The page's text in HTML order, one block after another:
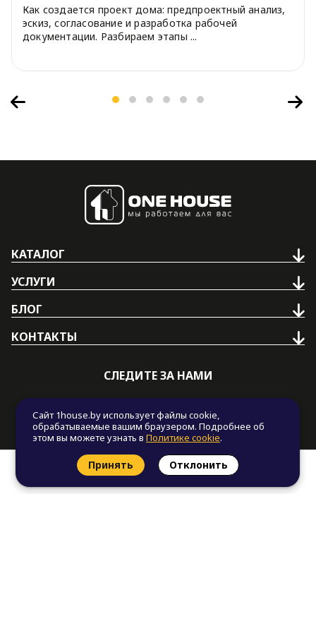
Как создается проект дома: предпроектный анализ,
эскиз, согласование и разработка рабочей
документации. Разбираем этапы ...
КАТАЛОГ
УСЛУГИ
БЛОГ
КОНТАКТЫ
СЛЕДИТЕ ЗА НАМИ
Политика приватности
Заказать звонок Найти проект
Сайт 1house.by использует файлы cookie,
обрабатываемые вашим браузером. Подробнее об
этом вы можете узнать вПолитике cookie.
Принять Отклонить